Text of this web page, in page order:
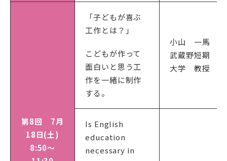
第8回 7月
18日(土)
8:50～
「子どもが喜ぶ
工作とは？」
こどもが作って
面白いと思う工
作を一緒に制作
する。
小山 一馬
武蔵野短期
大学 教授
Is English
education
necessary in